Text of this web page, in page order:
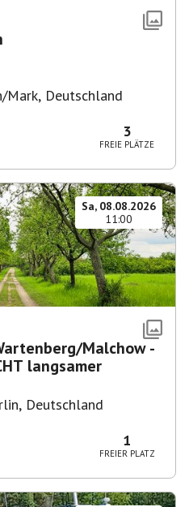
Mark, Deutschland
3
FREIE PLÄTZE
Sa, 08.08.2026
11:00
Malchow -
langsamer
Deutschland
1
FREIER PLATZ